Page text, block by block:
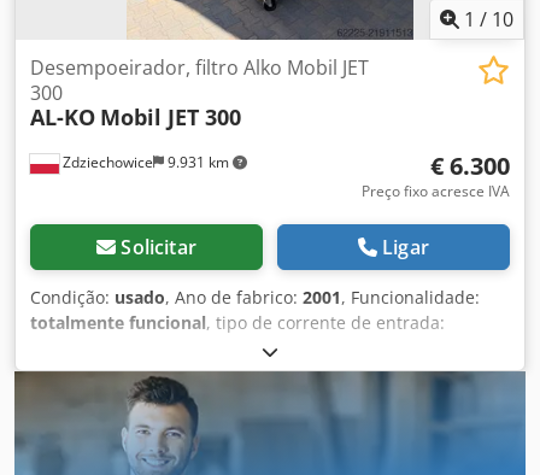
1 / 10
Zdziechowice 9.931 km
Desempoeirador, filtro Alko Mobil JET
300
AL-KO Mobil JET 300
€ 6.300
Preço fixo acresce IVA
Solicitar Ligar
Condição: usado, Ano de fabrico: 2001, Funcionalidade:
totalmente funcional, tipo de corrente de entrada:
, capacidade de sucção:
coletor de admissão:300 mm, área de filtragem:31 m²,
Extração de pó, extração de cavacos, filtro autolimpante,
por vácuo, pneumático\nALKO MOBIL JET 300\nFiltro limpo
pneumaticamente por impulsos de ar comprimido durante